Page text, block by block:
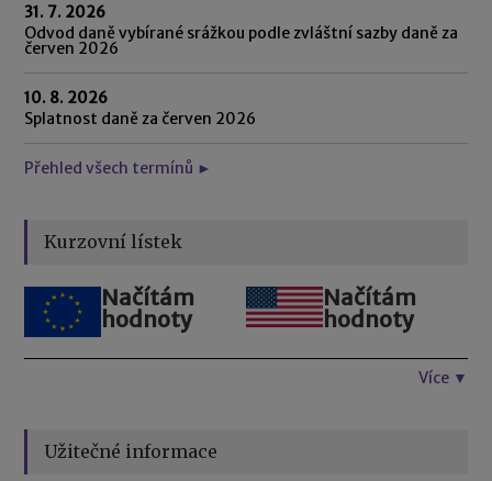
31. 7. 2026
Odvod daně vybírané srážkou podle zvláštní sazby daně za
červen 2026
10. 8. 2026
Splatnost daně za červen 2026
Přehled všech termínů ►
Kurzovní lístek
Načítám
hodnoty
Načítám
hodnoty
Více ▼
Užitečné informace